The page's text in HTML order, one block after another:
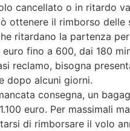
cancellato o in ritardo
il rimborso delle
ritardano la partenza
fino a 600, dai 180
reclamo, bisogna
dopo alcuni giorni.
consegna, un
euro. Per massimali
di rimborsare il volo